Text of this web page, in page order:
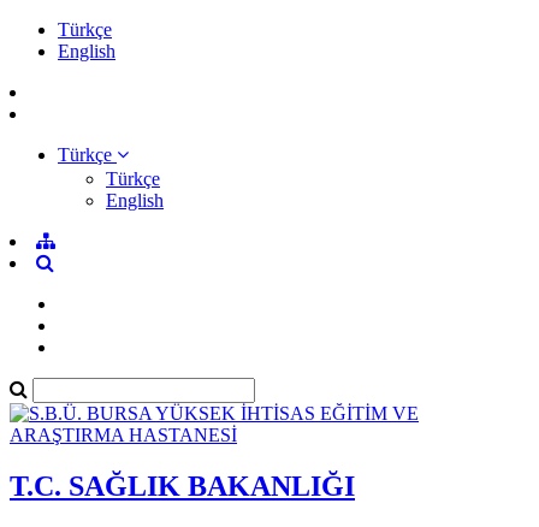
Türkçe
English
Türkçe
Türkçe
English
T.C. SAĞLIK BAKANLIĞI